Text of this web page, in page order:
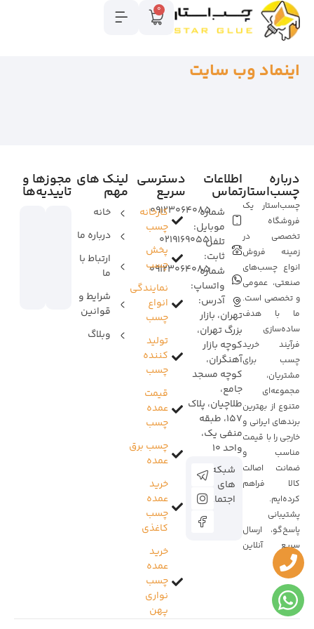
0
اینماد وب سایت
درباره
چسب‌استار
چسب‌استار یک
فروشگاه
تخصصی در
زمینه فروش
انواع چسب‌های
صنعتی، عمومی
و تخصصی است.
ما با هدف
ساده‌سازی
فرآیند خرید
چسب برای
مشتریان،
مجموعه‌ای
متنوع از بهترین
برندهای ایرانی و
خارجی را با قیمت
مناسب و
ضمانت اصالت
کالا فراهم
کرده‌ایم.
پشتیبانی
پاسخ‌گو، ارسال
سریع آنلاین
است.
اطلاعات
تماس
شماره
موبایل:
09123064085
تلفن
ثابت:
02191690551
شماره
واتساپ:
09123064085
آدرس:
تهران، بازار
بزرگ تهران،
کوچه بازار
آهنگران،
کوچه مسجد
جامع،
طلاچیان، پلاک
157، طبقه
منفی یک،
واحد 10
شبکه
های
اجتماعی:
دسترسی
سریع
کارخانه
چسب
پخش
چسب
نمایندگی
انواع
چسب
تولید
کننده
چسب
قیمت
عمده
چسب
چسب برق
عمده
خرید
عمده
چسب
کاغذی
خرید
عمده
چسب
نواری
پهن
لینک های
مهم
خانه
درباره ما
ارتباط با
ما
شرایط و
قوانین
وبلاگ
مجوزها و
تاییدیه‌ها